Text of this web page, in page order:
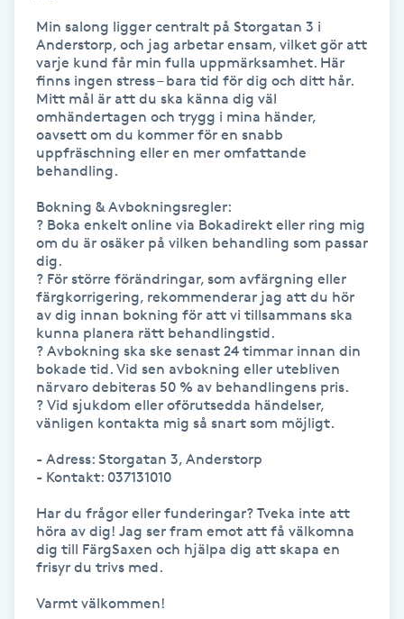
Hälsprickor
Idrottsmassage
IPL hårborttagning
IR-massage
Japansk massage
Keratinbehandling
Kinesiologi
Min salong ligger centralt på Storgatan 3 i
Anderstorp, och jag arbetar ensam, vilket gör att
varje kund får min fulla uppmärksamhet. Här
finns ingen stress – bara tid för dig och ditt hår.
Mitt mål är att du ska känna dig väl
omhändertagen och trygg i mina händer,
oavsett om du kommer för en snabb
uppfräschning eller en mer omfattande
behandling.
Bokning & Avbokningsregler:
? Boka enkelt online via Bokadirekt eller ring mig
om du är osäker på vilken behandling som passar
dig.
? För större förändringar, som avfärgning eller
färgkorrigering, rekommenderar jag att du hör
av dig innan bokning för att vi tillsammans ska
kunna planera rätt behandlingstid.
? Avbokning ska ske senast 24 timmar innan din
bokade tid. Vid sen avbokning eller utebliven
närvaro debiteras 50 % av behandlingens pris.
? Vid sjukdom eller oförutsedda händelser,
vänligen kontakta mig så snart som möjligt.
- Adress: Storgatan 3, Anderstorp
- Kontakt: 037131010
Har du frågor eller funderingar? Tveka inte att
höra av dig! Jag ser fram emot att få välkomna
dig till FärgSaxen och hjälpa dig att skapa en
frisyr du trivs med.
Varmt välkommen!